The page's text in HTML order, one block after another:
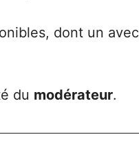
dont un avec
du modérateur.